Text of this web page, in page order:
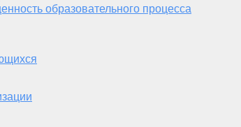
образовательного процесса